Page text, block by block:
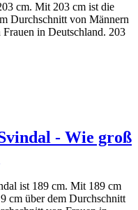
cm. Mit 203 cm ist die
Durchschnitt von Männern
in Deutschland. 203
- Wie groß
ist 189 cm. Mit 189 cm
cm über dem Durchschnitt